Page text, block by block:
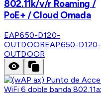
802.11k/v/r Roaming /
PoE+ / Cloud Omada
EAP650-D120-
OUTDOOREAP650-D120-
OUTDOOR